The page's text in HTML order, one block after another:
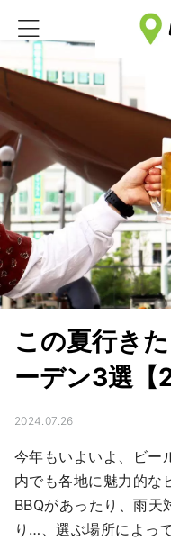
この夏行き
ーデン3選【
2024.07.26
今年もいよいよ、ビー
内でも各地に魅力的な
BBQがあったり、雨天
り…、選ぶ場所によっ